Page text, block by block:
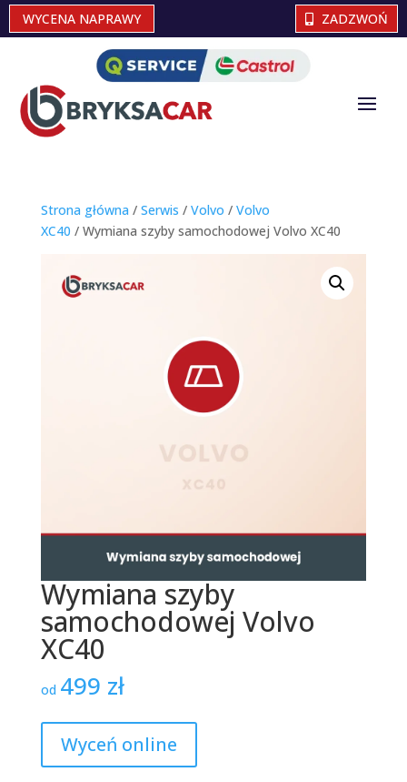
WYCENA NAPRAWY ZADZWOŃ
Strona główna / Serwis / Volvo / Volvo
XC40 / Wymiana szyby samochodowej Volvo XC40
Wymiana szyby
samochodowej Volvo
XC40
od 499 zł
Wyceń online